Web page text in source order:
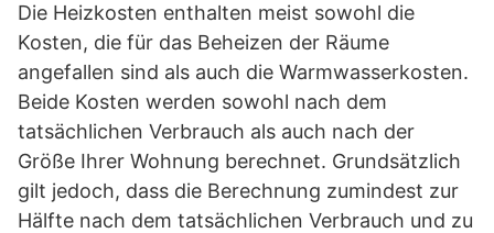
Die Heizkosten enthalten meist sowohl die
Kosten, die für das Beheizen der Räume
angefallen sind als auch die Warmwasserkosten.
Beide Kosten werden sowohl nach dem
tatsächlichen Verbrauch als auch nach der
Größe Ihrer Wohnung berechnet. Grundsätzlich
gilt jedoch, dass die Berechnung zumindest zur
Hälfte nach dem tatsächlichen Verbrauch und zu